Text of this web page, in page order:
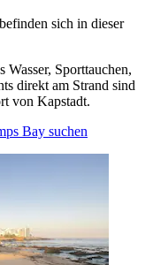
sich in dieser
Wasser, Sporttauchen,
direkt am Strand sind
von Kapstadt.
Bay suchen